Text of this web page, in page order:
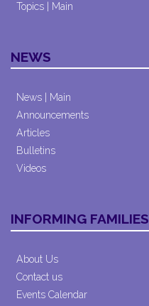
Topics | Main
NEWS
News | Main
Announcements
Articles
Bulletins
Videos
INFORMING FAMILIES
About Us
Contact us
Events Calendar